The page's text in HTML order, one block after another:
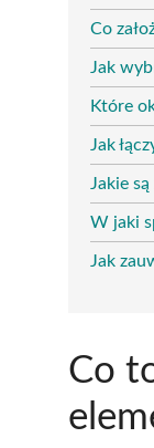
Co
Jak
Które
Jak
Jakie
W jaki
Jak
Co